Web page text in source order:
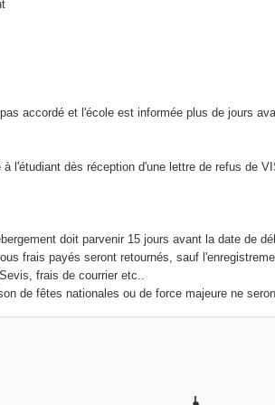
accordé et l'école est informée plus de jours
l'étudiant dès réception d'une lettre de refus de
doit parvenir 15 jours avant la date de
frais payés seront retournés, sauf
frais de courrier etc..
de fêtes nationales ou de force majeure ne